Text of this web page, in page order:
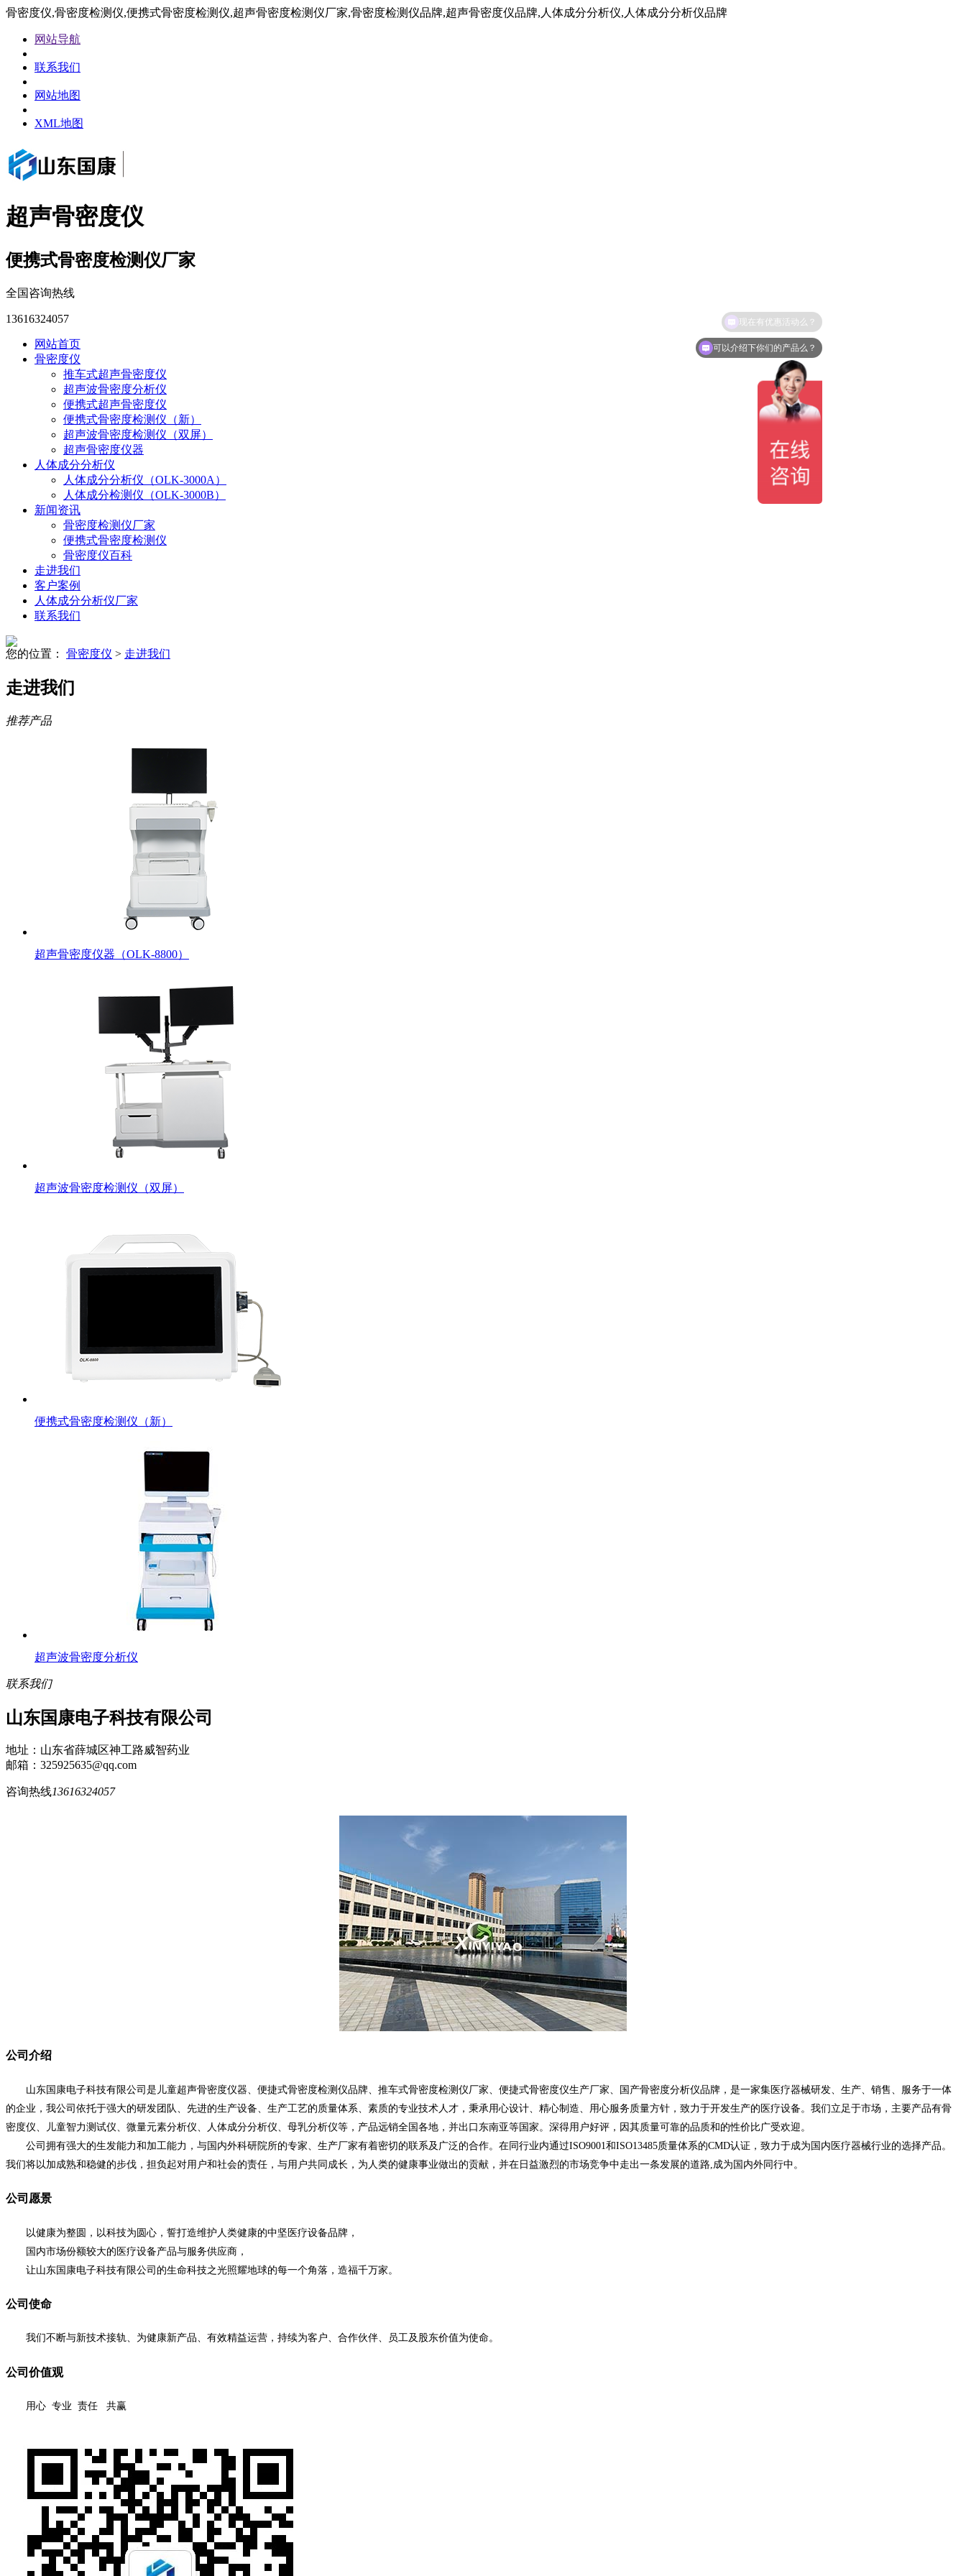
骨密度仪,骨密度检测仪,便携式骨密度检测仪,超声骨密度检测仪厂家,骨密度检测仪品牌,超声骨密度仪品牌,人体成分分析仪,人体成分分析仪品牌
网站导航
联系我们
网站地图
XML地图
超声骨密度仪
便携式骨密度检测仪厂家
全国咨询热线
13616324057
网站首页
骨密度仪
推车式超声骨密度仪
超声波骨密度分析仪
便携式超声骨密度仪
便携式骨密度检测仪（新）
超声波骨密度检测仪（双屏）
超声骨密度仪器
人体成分分析仪
人体成分分析仪（OLK-3000A）
人体成分检测仪（OLK-3000B）
新闻资讯
骨密度检测仪厂家
便携式骨密度检测仪
骨密度仪百科
走进我们
客户案例
人体成分分析仪厂家
联系我们
您的位置： 骨密度仪 > 走进我们
走进我们
推荐产品
超声骨密度仪器（OLK-8800）
超声波骨密度检测仪（双屏）
便携式骨密度检测仪（新）
超声波骨密度分析仪
联系我们
山东国康电子科技有限公司
地址：山东省薛城区神工路威智药业
邮箱：325925635@qq.com
咨询热线13616324057
公司介绍
山东国康电子科技有限公司是儿童超声骨密度仪器、便捷式骨密度检测仪品牌、推车式骨密度检测仪厂家、便捷式骨密度仪生产厂家、国产骨密度分析仪品牌，是一家集医疗器械研发、生产、销售、服务于一体
的企业，我公司依托于强大的研发团队、先进的生产设备、生产工艺的质量体系、素质的专业技术人才，秉承用心设计、精心制造、用心服务质量方针，致力于开发生产的医疗设备。我们立足于市场，主要产品有骨
密度仪、儿童智力测试仪、微量元素分析仪、人体成分分析仪、母乳分析仪等，产品远销全国各地，并出口东南亚等国家。深得用户好评，因其质量可靠的品质和的性价比广受欢迎。
公司拥有强大的生发能力和加工能力，与国内外科研院所的专家、生产厂家有着密切的联系及广泛的合作。在同行业内通过ISO9001和ISO13485质量体系的CMD认证，致力于成为国内医疗器械行业的选择产品。
我们将以加成熟和稳健的步伐，担负起对用户和社会的责任，与用户共同成长，为人类的健康事业做出的贡献，并在日益激烈的市场竞争中走出一条发展的道路,成为国内外同行中。
公司愿景
以健康为整圆，以科技为圆心，誓打造维护人类健康的中坚医疗设备品牌，
国内市场份额较大的医疗设备产品与服务供应商，
让山东国康电子科技有限公司的生命科技之光照耀地球的每一个角落，造福千万家。
公司使命
我们不断与新技术接轨、为健康新产品、有效精益运营，持续为客户、合作伙伴、员工及股东价值为使命。
公司价值观
用心 专业 责任 共赢
可以介绍下你们的产品么？